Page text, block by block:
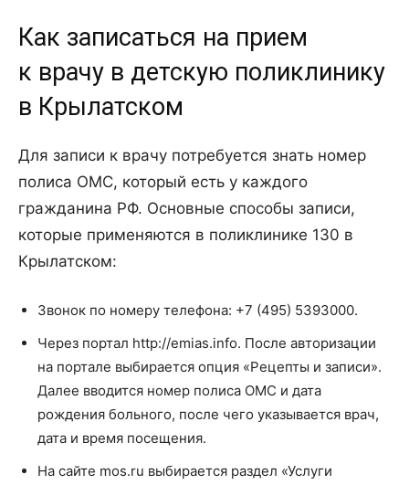
Как записаться на прием
к врачу в детскую поликлинику
в Крылатском
Для записи к врачу потребуется знать номер
полиса ОМС, который есть у каждого
гражданина РФ. Основные способы записи,
которые применяются в поликлинике 130 в
Крылатском:
Звонок по номеру телефона: +7 (495) 5393000.
Через портал http://emias.info. После авторизации
на портале выбирается опция «Рецепты и записи».
Далее вводится номер полиса ОМС и дата
рождения больного, после чего указывается врач,
дата и время посещения.
На сайте mos.ru выбирается раздел «Услуги